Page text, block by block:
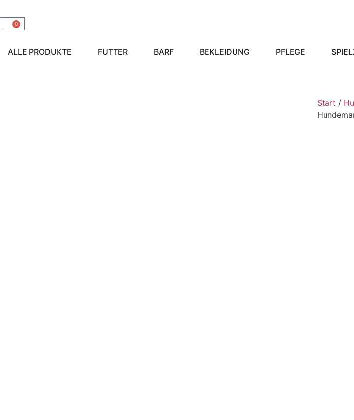
0
ALLE PRODUKTE FUTTER BARF BEKLEIDUNG PFLEGE
Start /